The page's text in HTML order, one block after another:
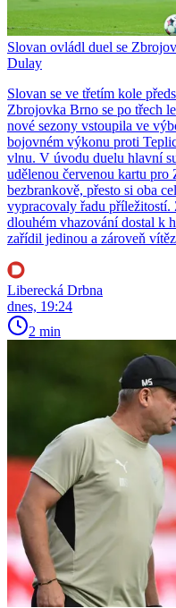
Slovan ovládl duel se
Dulay
Slovan se ve třetím kole
Zbrojovka Brno se po třech
nové sezony vstoupila ve
bojovném výkonu proti
vlnu. V úvodu duelu hlavní
udělenou červenou kartu
bezbrankově, přesto si oba
vypracovaly řadu
dlouhém vhazování dostal k
zařídil jedinou a zároveň
Liberecká Drbna
dnes, 19:24
2 min